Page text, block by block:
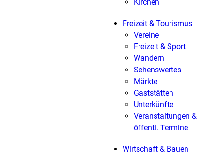
Kirchen
Freizeit & Tourismus
Vereine
Freizeit & Sport
Wandern
Sehenswertes
Märkte
Gaststätten
Unterkünfte
Veranstaltungen &
öffentl. Termine
Wirtschaft & Bauen